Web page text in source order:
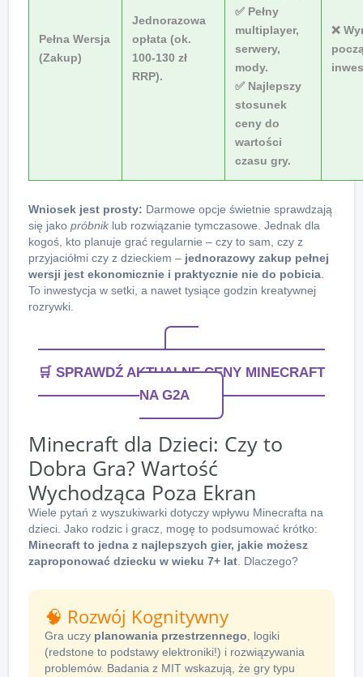
Pełna Wersja
(Zakup)
Jednorazowa
opłata (ok.
100-130 zł
RRP).
✅ Pełny
multiplayer,
serwery,
mody.
✅ Najlepszy
stosunek
ceny do
wartości
czasu gry.
❌
Wniosek jest prosty: Darmowe opcje świetnie sprawdzają
się jako próbnik lub rozwiązanie tymczasowe. Jednak dla
kogoś, kto planuje grać regularnie – czy to sam, czy z
przyjaciółmi czy z dzieckiem – jednorazowy zakup pełnej
wersji jest ekonomicznie i praktycznie nie do pobicia
To inwestycja w setki, a nawet tysiące godzin kreatywnej
rozrywki.
🛒 SPRAWDŹ AKTUALNE CENY MINECRAFT
NA G2A
Minecraft dla Dzieci: Czy to
Dobra Gra? Wartość
Wychodząca Poza Ekran
Wiele pytań z wyszukiwarki dotyczy wpływu Minecrafta na
dzieci. Jako rodzic i gracz, mogę to podsumować krótko:
Minecraft to jedna z najlepszych gier, jakie możesz
zaproponować dziecku w wieku 7+ lat . Dlaczego?
🧠 Rozwój Kognitywny
Gra uczy planowania przestrzennego , logiki
(redstone to podstawy elektroniki!) i rozwiązywania
problemów. Badania z MIT wskazują, że gry typu